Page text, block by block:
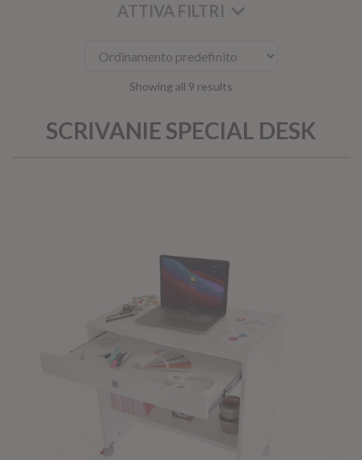
SCRIVANIE SPECIAL DESK
Showing all 9 results
ATTIVA FILTRI